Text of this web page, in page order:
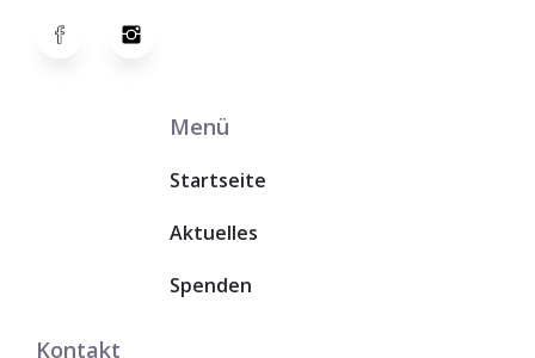
Menü
Startseite
Aktuelles
Spenden
Kontakt